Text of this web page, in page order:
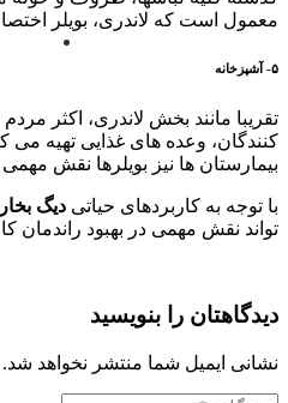
معمول است که لاندری، بویلر
۵- آشپزخانه
تقریبا مانند بخش لاندری، اکثر
کنندگان، وعده های غذایی تهیه می
بیمارستان ها نیز بویلرها نقش مهمی
با توجه به کاربردهای حیاتی دیگ
تواند نقش مهمی در بهبود راندمان
دیدگاهتان را بنویسید
نشانی ایمیل شما منتشر نخواهد شد.